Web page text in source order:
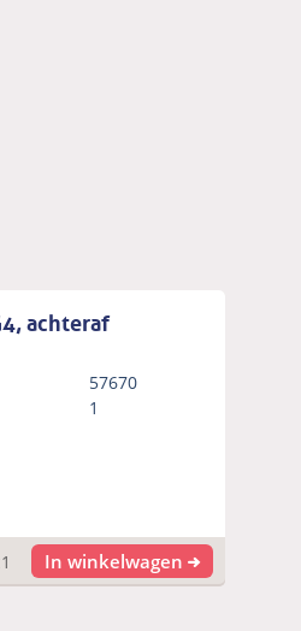
achteraf
57670
1
In winkelwagen